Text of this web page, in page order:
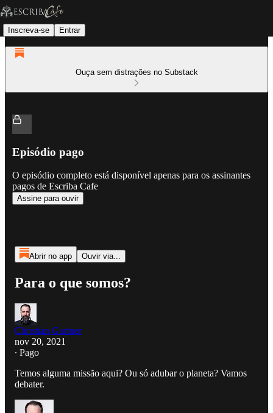
Inscreva-se Entrar
Ouça sem distrações no Substack
Episódio pago
O episódio completo está disponível apenas para os assinantes
pagos de Escriba Cafe
Assine para ouvir
Abrir no app Ouvir via...
Para o que somos?
Christian Gurtner
nov 20, 2021
∙ Pago
Temos alguma missão aqui? Ou só adubar o planeta? Vamos
debater.